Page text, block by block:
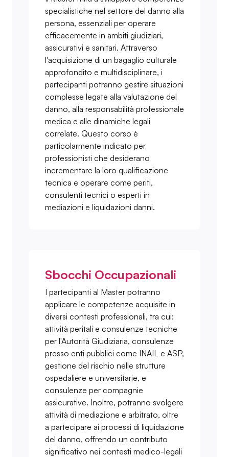
specialistiche nel settore del danno alla
persona, essenziali per operare
efficacemente in ambiti giudiziari,
assicurativi e sanitari. Attraverso
l'acquisizione di un bagaglio culturale
approfondito e multidisciplinare, i
partecipanti potranno gestire situazioni
complesse legate alla valutazione del
danno, alla responsabilità professionale
medica e alle dinamiche legali
correlate. Questo corso è
particolarmente indicato per
professionisti che desiderano
incrementare la loro qualificazione
tecnica e operare come periti,
consulenti tecnici o esperti in
mediazioni e liquidazioni danni.
Sbocchi Occupazionali
I partecipanti al Master potranno
applicare le competenze acquisite in
diversi contesti professionali, tra cui:
attività peritali e consulenze tecniche
per l'Autorità Giudiziaria, consulenze
presso enti pubblici come INAIL e ASP,
gestione del rischio nelle strutture
ospedaliere e universitarie, e
consulenze per compagnie
assicurative. Inoltre, potranno svolgere
attività di mediazione e arbitrato, oltre
a partecipare ai processi di liquidazione
del danno, offrendo un contributo
significativo nei contesti medico-legali